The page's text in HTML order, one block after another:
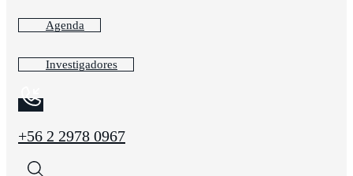
Agenda
Investigadores
+56 2 2978 0967